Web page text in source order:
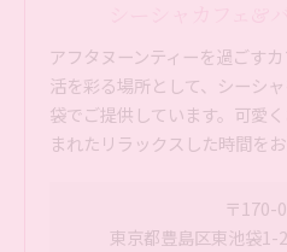
アフタヌーンティーを過ごす
活を彩る場所として、シーシ
袋でご提供しています。可愛
まれたリラックスした時間を
〒170-
東京都豊島区東池袋